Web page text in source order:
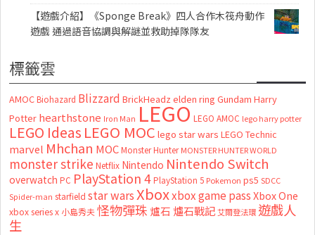
【遊戲介紹】《Sponge Break》四人合作木筏舟動作
遊戲 通過語音協調與解謎並救助掉隊隊友
標籤雲
AMOC Biohazard Blizzard BrickHeadz elden ring Gundam Harry
Potter hearthstone Iron Man LEGO LEGO AMOC lego harry potter
LEGO Ideas LEGO MOC lego star wars LEGO Technic
marvel Mhchan MOC Monster Hunter MONSTER HUNTER WORLD
monster strike Netflix Nintendo Nintendo Switch
overwatch PC PlayStation 4 PlayStation 5 Pokemon ps5 SDCC
Spider-man starfield star wars Xboxxbox game passXbox One
xbox series x 小島秀夫怪物彈珠 爐石 爐石戰記艾爾登法環 遊戲人
生